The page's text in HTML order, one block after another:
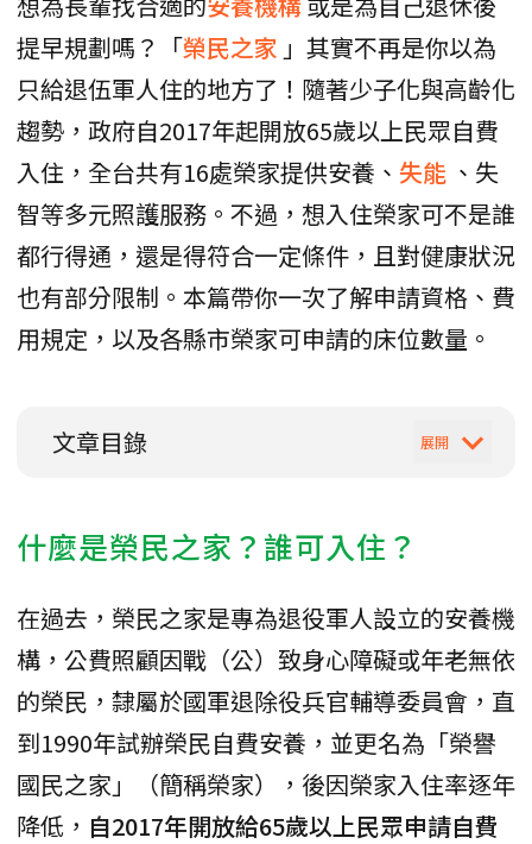
提早規劃嗎？「榮民之家 」其實不再是你以為
只給退伍軍人住的地方了！隨著少子化與高齡化
趨勢，政府自2017年起開放65歲以上民眾自費
入住，全台共有16處榮家提供安養、 失能 、失
智等多元照護服務。不過，想入住榮家可不是誰
都行得通，還是得符合一定條件，且對健康狀況
也有部分限制。本篇帶你一次了解申請資格、費
用規定，以及各縣市榮家可申請的床位數量。
文章目錄
什麼是榮民之家？誰可入住？
在過去，榮民之家是專為退役軍人設立的安養機
構，公費照顧因戰（公）致身心障礙或年老無依
的榮民，隸屬於國軍退除役兵官輔導委員會，直
到1990年試辦榮民自費安養，並更名為「榮譽
國民之家」（簡稱榮家），後因榮家入住率逐年
降低， 自2017年開放給65歲以上民眾申請自費